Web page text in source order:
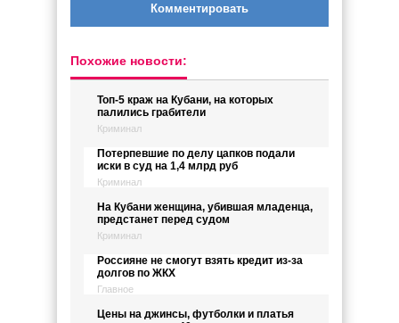
Комментировать
Похожие новости:
Топ-5 краж на Кубани, на которых
палились грабители
Криминал
Потерпевшие по делу цапков подали
иски в суд на 1,4 млрд руб
Криминал
На Кубани женщина, убившая младенца,
предстанет перед судом
Криминал
Россияне не смогут взять кредит из-за
долгов по ЖКХ
Главное
Цены на джинсы, футболки и платья